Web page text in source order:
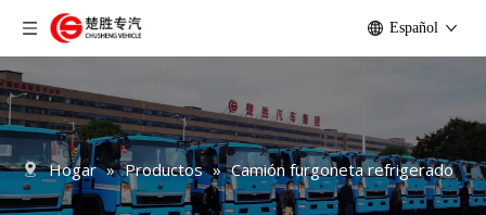
Español
Hogar » Productos » Camión furgoneta refrigerado